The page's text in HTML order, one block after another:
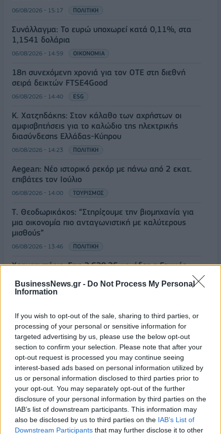
BusinessNews.gr - Do Not Process My Personal
Information
If you wish to opt-out of the sale, sharing to third parties, or
processing of your personal or sensitive information for
targeted advertising by us, please use the below opt-out
section to confirm your selection. Please note that after your
opt-out request is processed you may continue seeing
interest-based ads based on personal information utilized by
us or personal information disclosed to third parties prior to
your opt-out. You may separately opt-out of the further
disclosure of your personal information by third parties on the
IAB’s list of downstream participants. This information may
also be disclosed by us to third parties on the IAB’s List of
Downstream Participants that may further disclose it to other
06/08/2026 - 15:17 ΠΟΛΙΤΙΚΗ
Συνάλλαγμα: Το ευρώ υποχωρεί κατά 0,11%, στα
1,1541 δολάρια
06/08/2026 - 14:59 ΟΙΚΟΝΟΜΙΑ
18η συνεχόμενη χρονιά για τον ΟΤΕ στη διεθνή
σειρά δεικτών FTSE4Good
06/08/2026 - 14:40 ESG
Κ. Χατζηδάκης: Στον κάλαθο των αχρήστων οι
αμφισβητήσεις για το καλώδιο της ηλεκτρικής
διασύνδεσης Ελλάδας-Κύπρου
06/08/2026 - 14:23 ΠΟΛΙΤΙΚΗ
Aegean: Νέο ιστορικό ρεκόρ με πάνω από 2 εκατ.
επιβάτες τον Ιούλιο
06/08/2026 - 14:00 ΤΟΥΡΙΣΜΟΣ
Τ. Θεοδωρικάκος: “Στηρίζουμε την βιομηχανία για
μια οικονομία πιο ανταγωνιστική με καλύτερους
μισθούς”
06/08/2026 - 13:46 ΠΟΛΙΤΙΚΗ
Χρηματιστήριο: Στις 2.628,25 μονάδες ο Γενικός
06/08/2026 - 13:17 ΟΙΚΟΝΟΜΙΑ
ΔΗΜΟΦΙΛΗ
Όμιλος AKTOR: Εξαγοράζει το 75% των ΗΛΕΚΤΩΡ